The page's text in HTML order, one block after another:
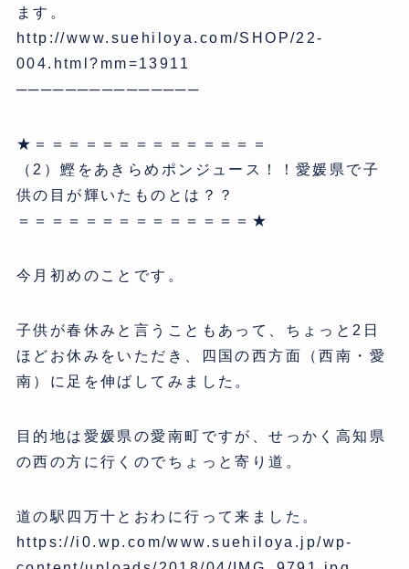
ます。
http://www.suehiloya.com/SHOP/22-
004.html?mm=13911
───────────────
★＝＝＝＝＝＝＝＝＝＝＝＝＝＝
（2）鰹をあきらめポンジュース！！愛媛県で子
供の目が輝いたものとは？？
＝＝＝＝＝＝＝＝＝＝＝＝＝＝★
今月初めのことです。
子供が春休みと言うこともあって、ちょっと2日
ほどお休みをいただき、四国の西方面（西南・愛
南）に足を伸ばしてみました。
目的地は愛媛県の愛南町ですが、せっかく高知県
の西の方に行くのでちょっと寄り道。
道の駅四万十とおわに行って来ました。
https://i0.wp.com/www.suehiloya.jp/wp-